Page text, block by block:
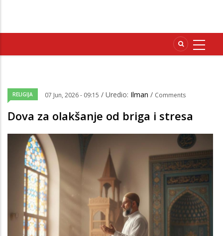
RELIGIJA 07 Jun, 2026 - 09:15 / Uredio: Ilman / Comments
Dova za olakšanje od briga i stresa